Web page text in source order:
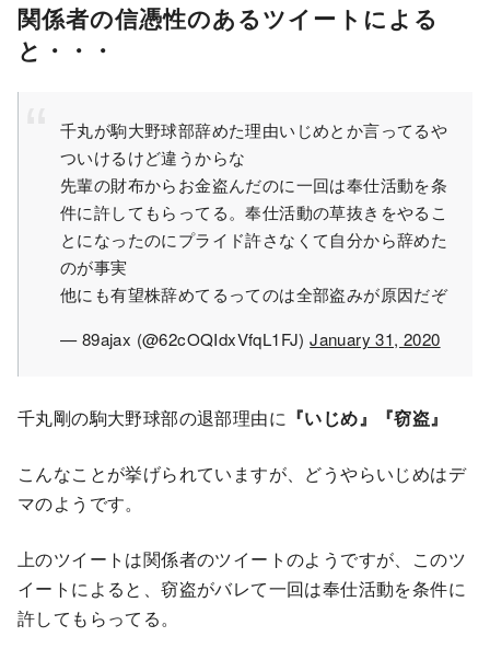
関係者の信憑性のあるツイートによる
と・・・
千丸が駒大野球部辞めた理由いじめとか言ってるや
ついけるけど違うからな
先輩の財布からお金盗んだのに一回は奉仕活動を条
件に許してもらってる。奉仕活動の草抜きをやるこ
とになったのにプライド許さなくて自分から辞めた
のが事実
他にも有望株辞めてるってのは全部盗みが原因だぞ
— 89ajax (@62cOQIdxVfqL1FJ)January 31, 2020
千丸剛の駒大野球部の退部理由に 『いじめ』『窃盗』
こんなことが挙げられていますが、どうやらいじめはデ
マのようです。
上のツイートは関係者のツイートのようですが、このツ
イートによると、窃盗がバレて一回は奉仕活動を条件に
許してもらってる。